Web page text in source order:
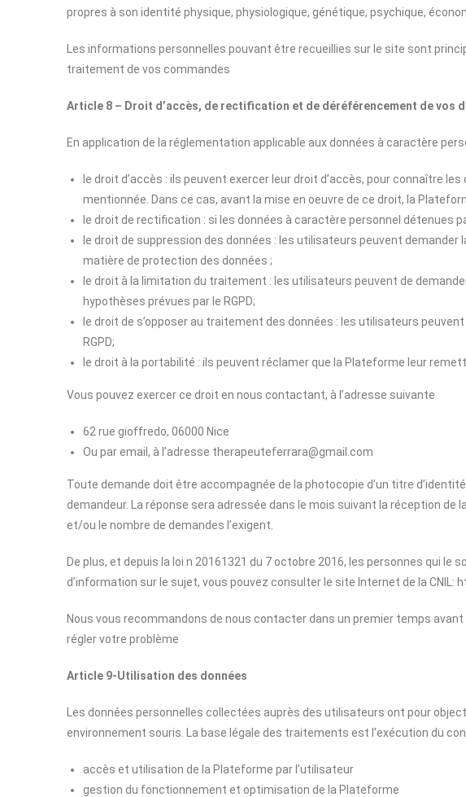
propres à son identité physique, physiologique, génétique, psychique,
Les informations personnelles pouvant être recueillies sur le site sont
traitement de vos commandes
Article 8 – Droit d’accès, de rectification et de déréférencement de vos
En application de la réglementation applicable aux données à caractère
le droit d’accès : ils peuvent exercer leur droit d’accès, pour connaître
mentionnée. Dans ce cas, avant la mise en oeuvre de ce droit, la
le droit de rectification : si les données à caractère personnel détenues
le droit de suppression des données : les utilisateurs peuvent
matière de protection des données ;
le droit à la limitation du traitement : les utilisateurs peuvent de
hypothèses prévues par le RGPD;
le droit de s’opposer au traitement des données : les utilisateurs
RGPD;
le droit à la portabilité : ils peuvent réclamer que la Plateforme leur
Vous pouvez exercer ce droit en nous contactant, à l’adresse suivante
62 rue gioffredo, 06000 Nice
Ou par email, à l’adresse therapeuteferrara@gmail.com
Toute demande doit être accompagnée de la photocopie d’un titre
demandeur. La réponse sera adressée dans le mois suivant la réception de
et/ou le nombre de demandes l’exigent.
De plus, et depuis la loi n 20161321 du 7 octobre 2016, les personnes qui
d’information sur le sujet, vous pouvez consulter le site Internet de la CNIL:
Nous vous recommandons de nous contacter dans un premier temps
régler votre problème
Article 9-Utilisation des données
Les données personnelles collectées auprès des utilisateurs ont pour
environnement souris. La base légale des traitements est l’exécution du
accès et utilisation de la Plateforme par l’utilisateur
gestion du fonctionnement et optimisation de la Plateforme